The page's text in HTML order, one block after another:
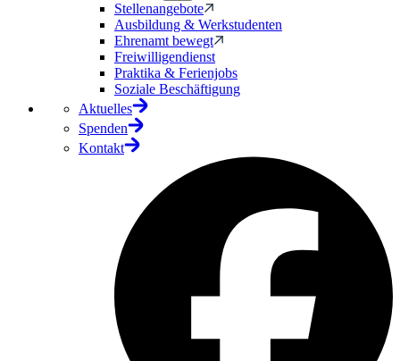
Stellenangebote
Ausbildung & Werkstudenten
Ehrenamt bewegt
Freiwilligendienst
Praktika & Ferienjobs
Soziale Beschäftigung
Aktuelles
Spenden
Kontakt